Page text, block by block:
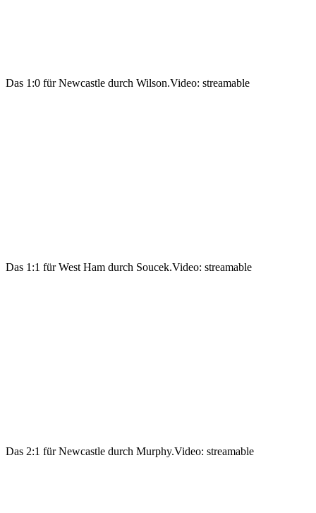
Das 1:0 für Newcastle durch Wilson.Video: streamable
Das 1:1 für West Ham durch Soucek.Video: streamable
Das 2:1 für Newcastle durch Murphy.Video: streamable